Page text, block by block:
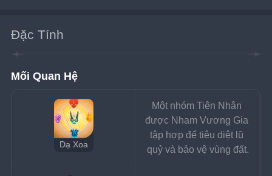
Đặc Tính
Mối Quan Hệ
Dạ Xoa
Một nhóm Tiên Nhân
được Nham Vương Gia
tập hợp để tiêu diệt lũ
quỷ và bảo vệ vùng đất.